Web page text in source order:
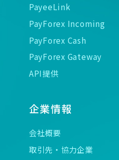
PayeeLink
PayForex Incoming
PayForex Cash
PayForex Gateway
API提供
企業情報
会社概要
取引先・協力企業